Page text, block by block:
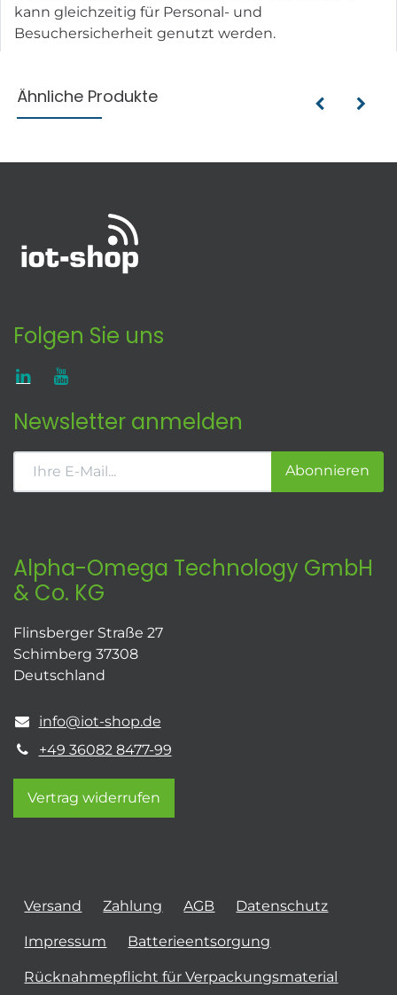
kann gleichzeitig für Personal- und
Besuchersicherheit genutzt werden.
Ähnliche Produkte
Folgen Sie uns
Newsletter anmelden
Abonnieren
Alpha-Omega Technology GmbH
& Co. KG
Flinsberger Straße 27
Schimberg 37308
Deutschland
info@iot-shop.de
+49 36082 8477-99
Vertrag widerrufen
Versand Zahlung AGB Datenschutz
Impressum Batterieentsorgung
Rücknahmepflicht für Verpackungsmaterial